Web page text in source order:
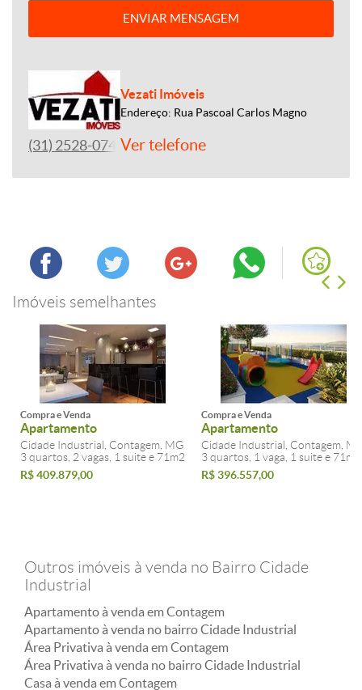
ENVIAR MENSAGEM
Vezati Imóveis
Endereço: Rua Pascoal Carlos Magno
(31) 2528-0746Ver telefone
Imóveis semelhantes
Compra e Venda
Apartamento
Cidade Industrial, Contagem, MG
3 quartos, 2 vagas, 1 suite e 71m2
R$ 409.879,00
Compra e Venda
Apartamento
Cidade Industrial, Contagem,
3 quartos, 1 vaga, 1 suite e 71m2
R$ 396.557,00
Outros imóveis à venda no Bairro Cidade
Industrial
Apartamento à venda em Contagem
Apartamento à venda no bairro Cidade Industrial
Área Privativa à venda em Contagem
Área Privativa à venda no bairro Cidade Industrial
Casa à venda em Contagem